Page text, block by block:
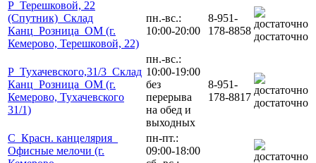
Р_Терешковой, 22
(Спутник)_Склад
Канц_Розница_ОМ (г.
Кемерово, Терешковой, 22)
пн.-вс.:
10:00-20:00
8-951-
178-8858 достаточно
Р_Тухачевского,31/3_Склад
Канц_Розница_ОМ (г.
Кемерово, Тухачевского
31/1)
пн.-вс.:
10:00-19:00
без
перерыва
на обед и
выходных
8-951-
178-8817 достаточно
С_Красн. канцелярия_
Офисные мелочи (г.
пн-пт.:
09:00-18:00